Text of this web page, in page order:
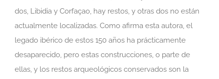
dos, Libidia y Corfaçao, hay restos, y otras dos no están
actualmente localizadas. Como afirma esta autora, el
legado ibérico de estos 150 años ha prácticamente
desaparecido, pero estas construcciones, o parte de
ellas, y los restos arqueológicos conservados son la